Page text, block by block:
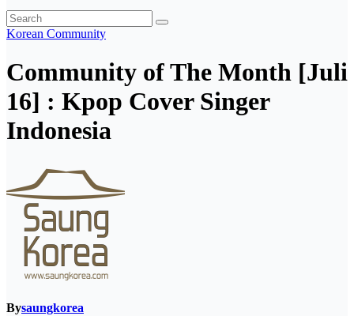
Korean Community
Community of The Month [Juli
16] : Kpop Cover Singer
Indonesia
Bysaungkorea